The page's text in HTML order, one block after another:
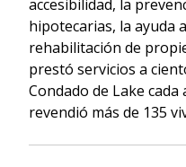
accesibilidad, la
hipotecarias, la ayuda
rehabilitación de
prestó servicios a
Condado de Lake
revendió más de 135